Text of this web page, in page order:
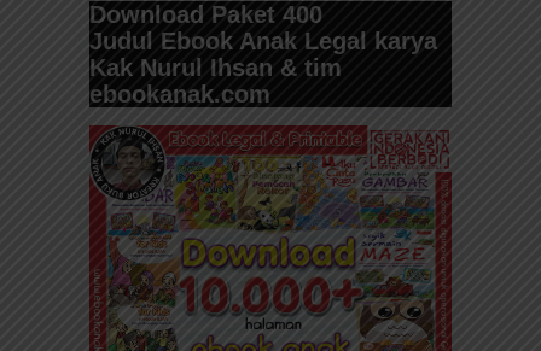
Download Paket 400
Judul
Ebook Anak Legal karya
Kak Nurul Ihsan & tim
ebookanak.com